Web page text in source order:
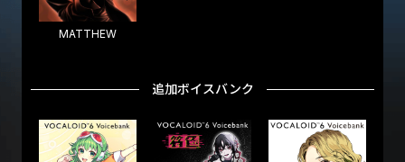
MATTHEW
追加ボイスバンク